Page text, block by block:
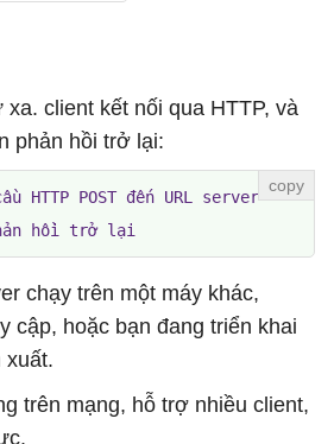
client kết nối qua HTTP, và
phản hồi trở lại:
HTTP POST đến URL server
hồi trở lại
chạy trên một máy khác,
cập, hoặc bạn đang triển khai
xuất.
trên mạng, hỗ trợ nhiều client,